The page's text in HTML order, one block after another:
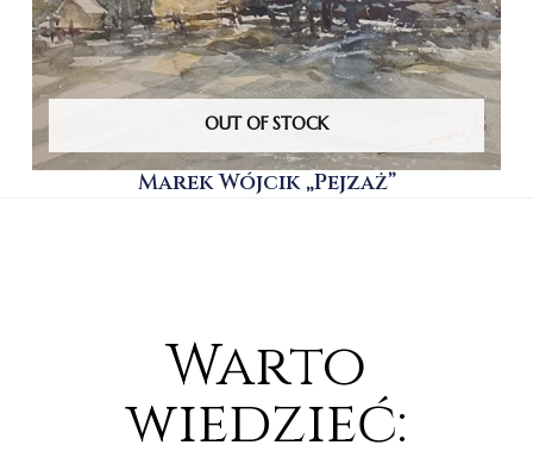
OUT OF STOCK
Marek Wójcik „Pejzaż”
Warto
wiedzieć: